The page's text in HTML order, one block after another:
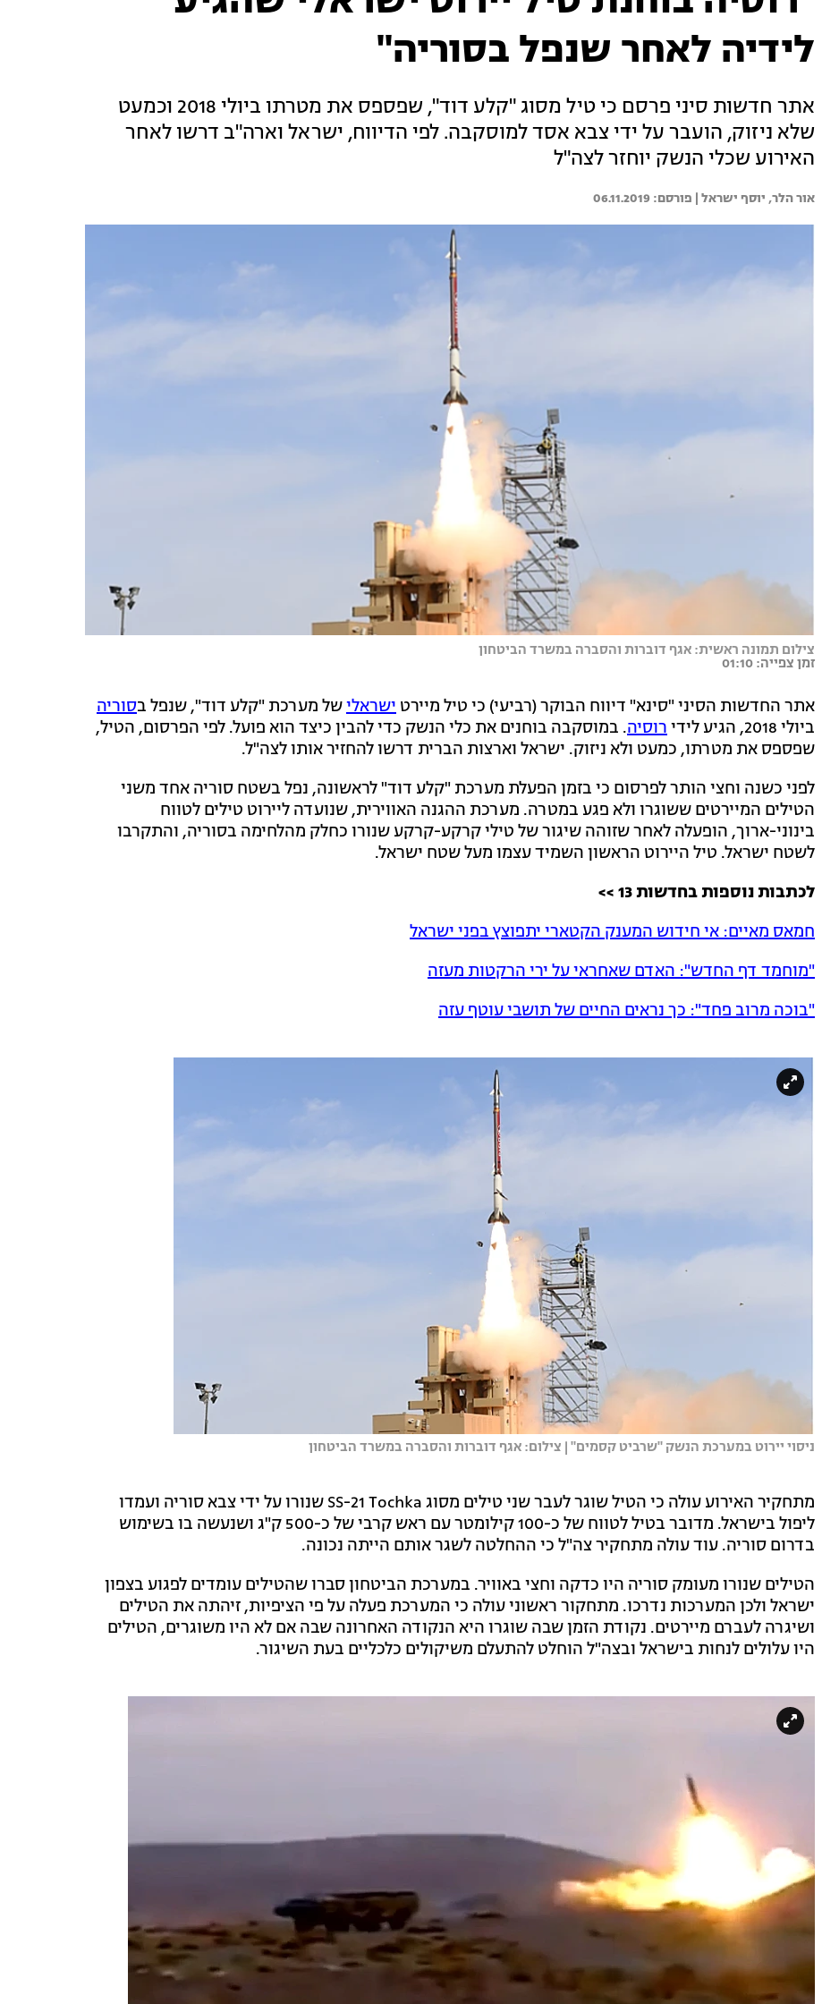
לידיה לאחר שנפל בסוריה"
אתר חדשות סיני פרסם כי טיל מסוג "קלע דוד", שפספס את מטרתו ביולי 2018 וכמעט
שלא ניזוק, הועבר על ידי צבא אסד למוסקבה. לפי הדיווח, ישראל וארה"ב דרשו לאחר
האירוע שכלי הנשק יוחזר לצה"ל
אור הלר, יוסף ישראל | 06.11.2019
צילום תמונה ראשית: אגף דוברות והסברה במשרד הביטחון
זמן צפייה: 01:10
אתר החדשות הסיני "סינא" דיווח הבוקר (רביעי) כי טיל מיירט ישראלישל מערכת "קלע דוד", שנפל בסוריה
ביולי 2018, הגיע לידי
רוסיה. במוסקבה בוחנים את כלי הנשק כדי להבין כיצד הוא פועל. לפי הפרסום, הטיל,
שפספס את מטרתו, כמעט ולא ניזוק. ישראל וארצות הברית דרשו להחזיר אותו לצה"ל.
לפני כשנה וחצי הותר לפרסום כי בזמן הפעלת מערכת "קלע דוד" לראשונה, נפל בשטח סוריה אחד משני
הטילים המיירטים ששוגרו ולא פגע במטרה. מערכת ההגנה האווירית, שנועדה ליירוט טילים לטווח
בינוני-ארוך, הופעלה לאחר שזוהה שיגור של טילי קרקע-קרקע שנורו כחלק מהלחימה בסוריה, והתקרבו
לשטח ישראל. טיל היירוט הראשון השמיד עצמו מעל שטח ישראל.
לכתבות נוספות בחדשות 13 >>
חמאס מאיים: אי חידוש המענק הקטארי יתפוצץ בפני ישראל
"מוחמד דף החדש": האדם שאחראי על ירי הרקטות מעזה
"בוכה מרוב פחד": כך נראים החיים של תושבי עוטף עזה
ניסוי יירוט במערכת הנשק "שרביט קסמים" | צילום: אגף דוברות והסברה במשרד הביטחון
מתחקיר האירוע עולה כי הטיל שוגר לעבר שני טילים מסוג SS-21 Tochka שנורו על ידי צבא סוריה ועמדו
ליפול בישראל. מדובר בטיל לטווח של כ-100 קילומטר עם ראש קרבי של כ-500 ק"ג ושנעשה בו בשימוש
בדרום סוריה. עוד עולה מתחקיר צה"ל כי ההחלטה לשגר אותם הייתה נכונה.
הטילים שנורו מעומק סוריה היו כדקה וחצי באוויר. במערכת הביטחון סברו שהטילים עומדים לפגוע בצפון
ישראל ולכן המערכות נדרכו. מתחקור ראשוני עולה כי המערכת פעלה על פי הציפיות, זיהתה את הטילים
ושיגרה לעברם מיירטים. נקודת הזמן שבה שוגרו היא הנקודה האחרונה שבה אם לא היו משוגרים, הטילים
היו עלולים לנחות בישראל ובצה"ל הוחלט להתעלם משיקולים כלכליים בעת השיגור.